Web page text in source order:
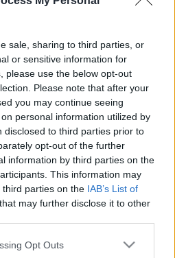
sale, sharing to third parties, or
or sensitive information for
please use the below opt-out
Please note that after your
you may continue seeing
personal information utilized by
disclosed to third parties prior to
opt-out of the further
information by third parties on the
This information may
parties on the IAB’s List of
that may further disclose it to other
app uses one or more Google
Opt Outs
Dezső. 1934-ben ezen a
és kétszeres Jászai Mari-díjas
a Halhatatlanok Társulatának
Kőnig tanár ura.
de inkább eljátszotta
születésnapját Dörner
színigazgató, érdemes és
Újszínház igazgatója. Jelenleg
szerepében láthatja a